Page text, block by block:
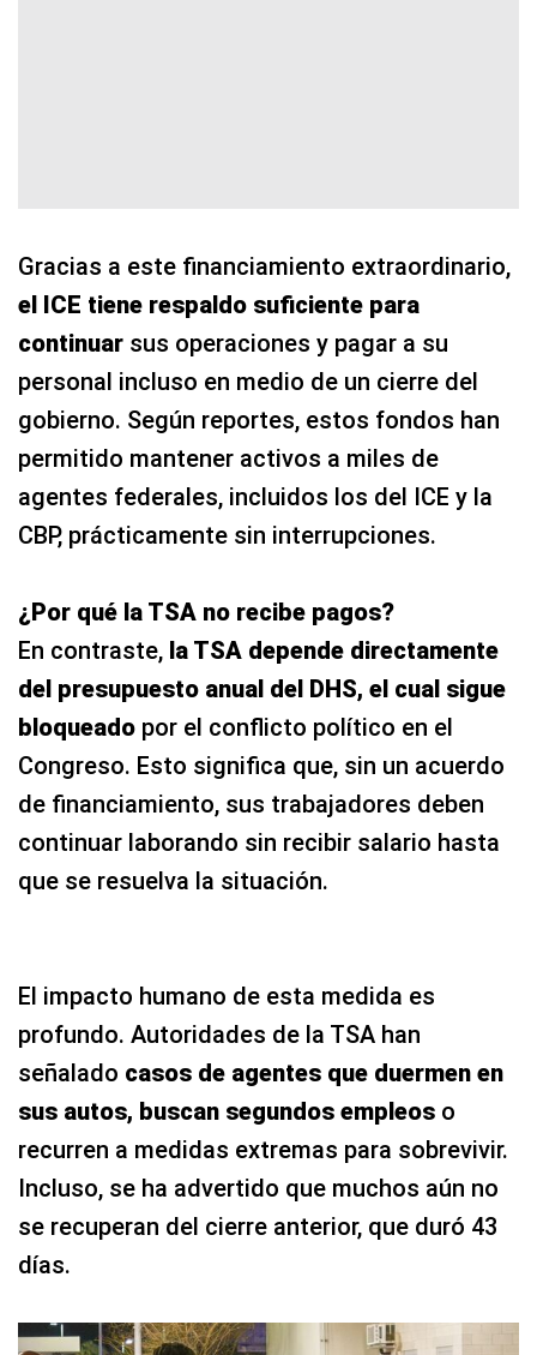
Gracias a este financiamiento extraordinario,
el ICE tiene respaldo suficiente para
continuar sus operaciones y pagar a su
personal incluso en medio de un cierre del
gobierno. Según reportes, estos fondos han
permitido mantener activos a miles de
agentes federales, incluidos los del ICE y la
CBP, prácticamente sin interrupciones.
¿Por qué la TSA no recibe pagos?
En contraste, la TSA depende directamente
del presupuesto anual del DHS, el cual sigue
bloqueado por el conflicto político en el
Congreso. Esto significa que, sin un acuerdo
de financiamiento, sus trabajadores deben
continuar laborando sin recibir salario hasta
que se resuelva la situación.
El impacto humano de esta medida es
profundo. Autoridades de la TSA han
señalado casos de agentes que duermen en
sus autos, buscan segundos empleos o
recurren a medidas extremas para sobrevivir.
Incluso, se ha advertido que muchos aún no
se recuperan del cierre anterior, que duró 43
días.